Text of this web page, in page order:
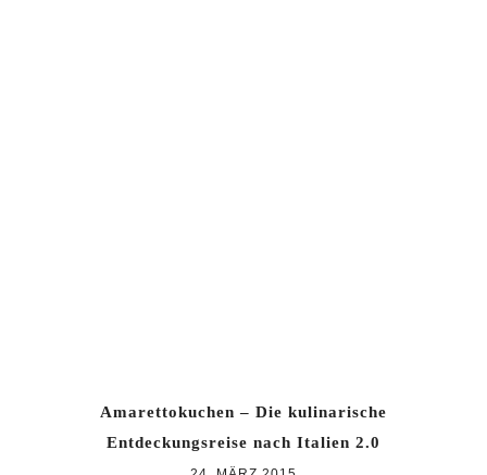
Amarettokuchen – Die kulinarische
Entdeckungsreise nach Italien 2.0